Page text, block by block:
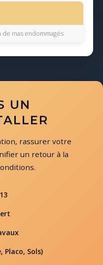
mas endommagés
UN
rassurer votre
un retour à la
Placo, Sols)